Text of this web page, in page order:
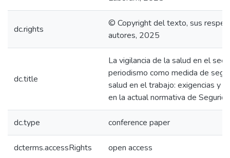
dc.rights
© Copyright del texto, sus
autores, 2025
dc.title
La vigilancia de la salud en el
periodismo como medida de
salud en el trabajo: exigencias y
en la actual normativa de
dc.type conference paper
dcterms.accessRights open access